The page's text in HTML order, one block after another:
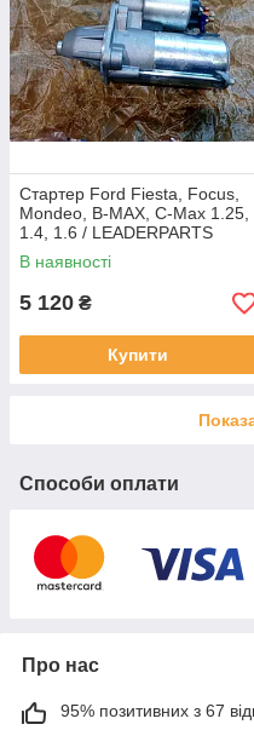
Стартер Ford Fiesta, Focus,
Mondeo, B-MAX, C-Max 1.25,
1.4, 1.6 / LEADERPARTS
В наявності
5 120 ₴
Купити
Способи оплати
Про нас
95% позитивних з 67